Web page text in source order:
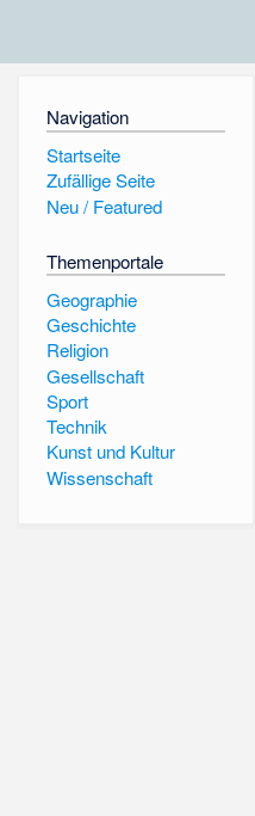
Navigation
Startseite
Zufällige Seite
Neu / Featured
Themenportale
Geographie
Geschichte
Religion
Gesellschaft
Sport
Technik
Kunst und Kultur
Wissenschaft